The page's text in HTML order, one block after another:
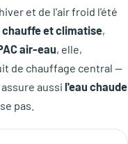
et de l'air froid l'été
chauffe et climatise,
air-eau, elle,
de chauffage central —
aussi l'eau chaude
pas.